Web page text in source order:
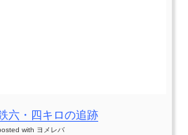
六・四キロの追跡
with ヨメレバ